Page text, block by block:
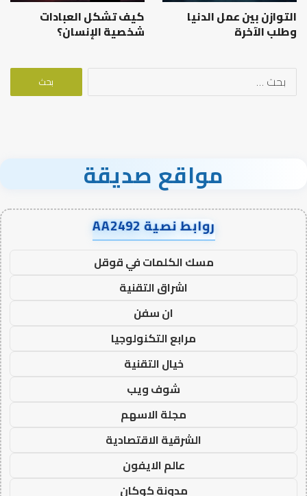
التوازن بين عمل الدنيا
وطلب الآخرة
كيف تشكل العبادات
شخصية الإنسان؟
البحث
مواقع صديقة
روابط نصية AA2492
مسك الكلمات في قوقل
اشراق التقنية
ان سفن
مرابع التكنولوجيا
خيال التقنية
شوف ويب
مجلة الاسهم
الشرقية الاقتصادية
عالم الايفون
مدونة كوكان